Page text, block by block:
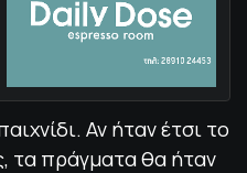
Αν ήταν έτσι το
τα πράγματα θα ήταν